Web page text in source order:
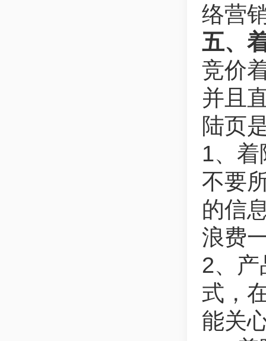
络营
五、
竞价
并且
陆页
1、
不要
的信
浪费
2、
式，
能关